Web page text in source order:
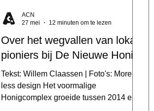
Over het wegvallen van lokale
pioniers bij De Nieuwe Honig
Tekst: Willem Claassen | Foto's: More or
less design Het voormalige
Honigcomplex groeide tussen 2014 en
ACN
27 mei
12 minuten om te lezen